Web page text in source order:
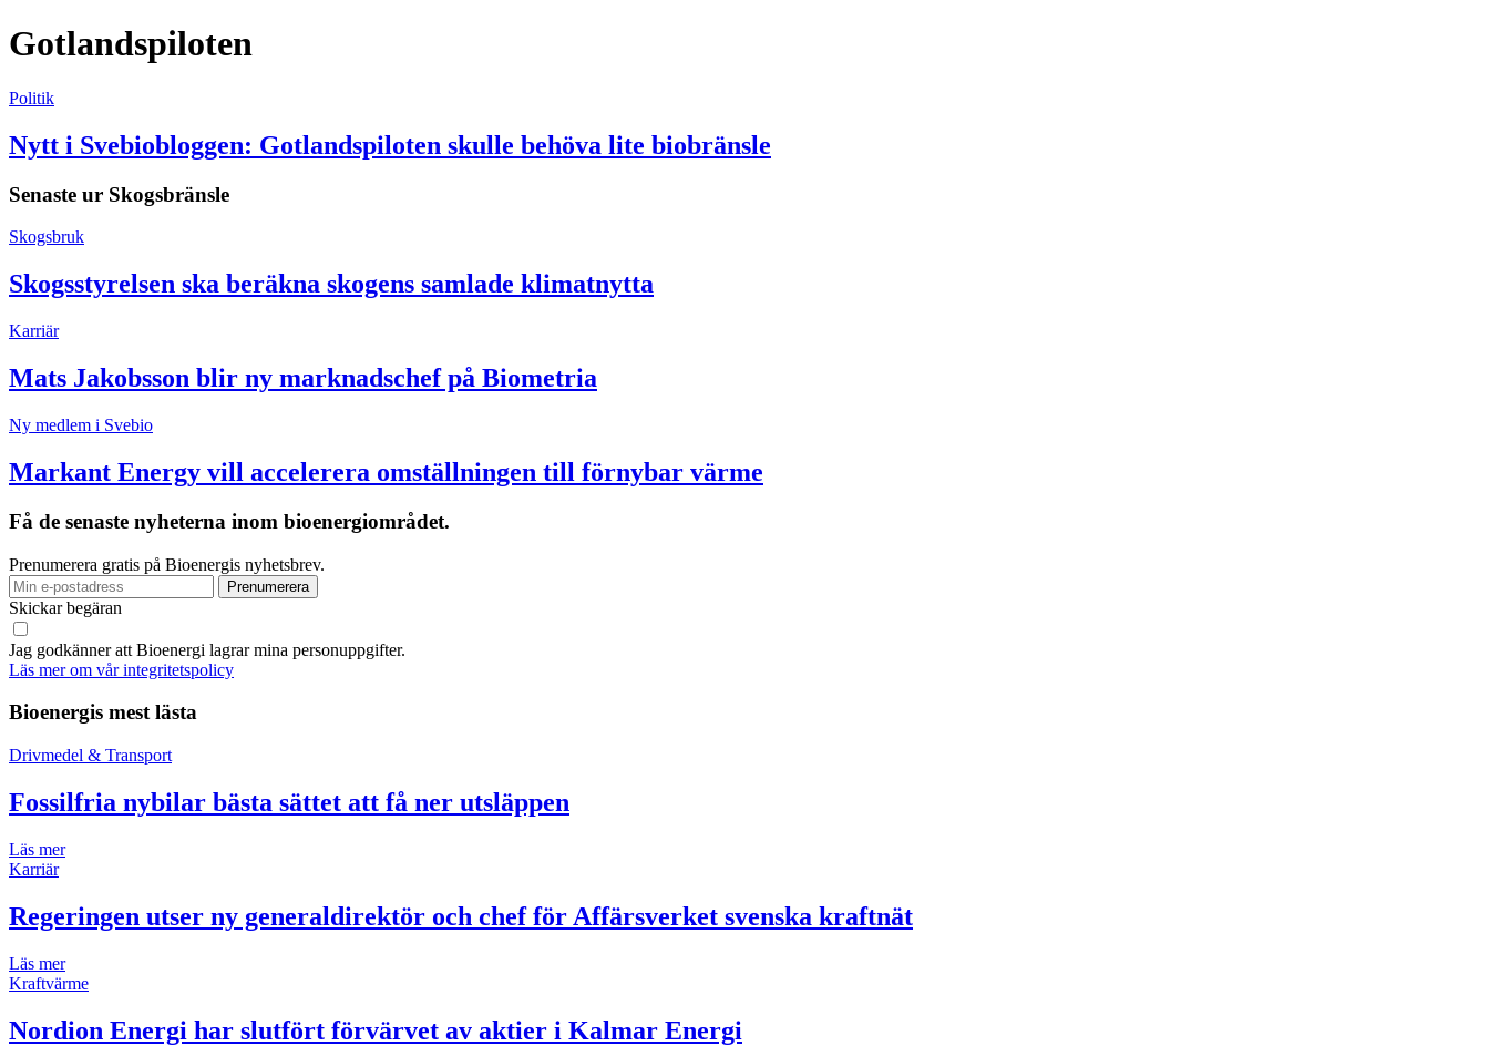
Gotlandspiloten
Politik
Nytt i Svebiobloggen: Gotlandspiloten skulle behöva lite biobränsle
Senaste ur Skogsbränsle
Skogsbruk
Skogsstyrelsen ska beräkna skogens samlade klimatnytta
Karriär
Mats Jakobsson blir ny marknadschef på Biometria
Ny medlem i Svebio
Markant Energy vill accelerera omställningen till förnybar värme
Få de senaste nyheterna inom bioenergiområdet.
Prenumerera gratis på Bioenergis nyhetsbrev.
Skickar begäran
Jag godkänner att Bioenergi lagrar mina personuppgifter.
Läs mer om vår integritetspolicy
Bioenergis mest lästa
Drivmedel & Transport
Fossilfria nybilar bästa sättet att få ner utsläppen
Läs mer
Karriär
Regeringen utser ny generaldirektör och chef för Affärsverket svenska kraftnät
Läs mer
Kraftvärme
Nordion Energi har slutfört förvärvet av aktier i Kalmar Energi